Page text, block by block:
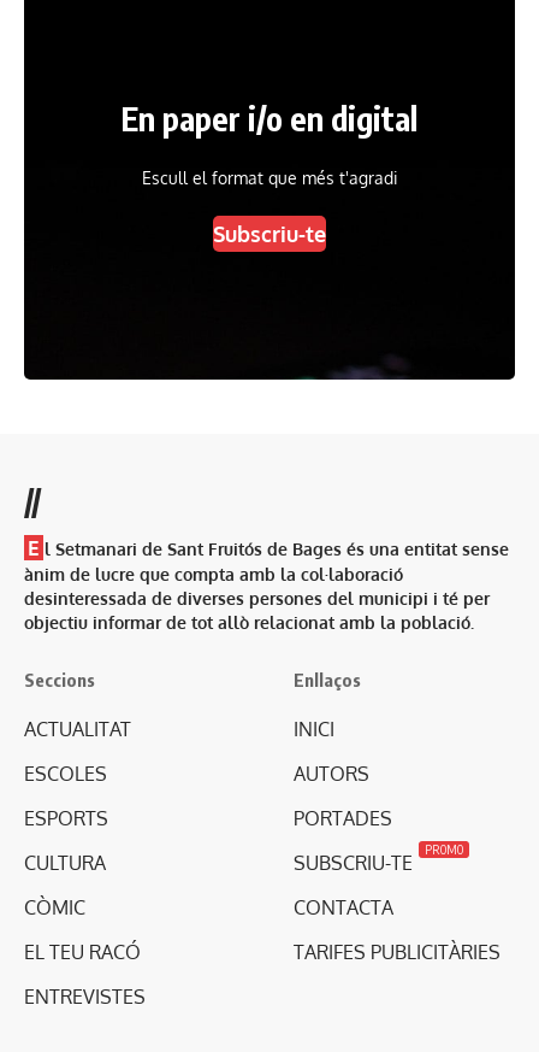
En paper i/o en digital
Escull el format que més t'agradi
Subscriu-te
//
E l Setmanari de Sant Fruitós de Bages és una entitat sense
ànim de lucre que compta amb la col·laboració
desinteressada de diverses persones del municipi i té per
objectiu informar de tot allò relacionat amb la població.
Seccions
ACTUALITAT
ESCOLES
ESPORTS
CULTURA
CÒMIC
EL TEU RACÓ
ENTREVISTES
Enllaços
INICI
AUTORS
PORTADES
SUBSCRIU-TE
PROMO
CONTACTA
TARIFES PUBLICITÀRIES